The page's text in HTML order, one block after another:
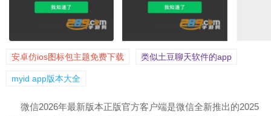
安卓仿ios图标包主题免费下载 类似土豆聊天软件的app
myid app版本大全
微信2026年最新版本正版官方客户端是微信全新推出的2025